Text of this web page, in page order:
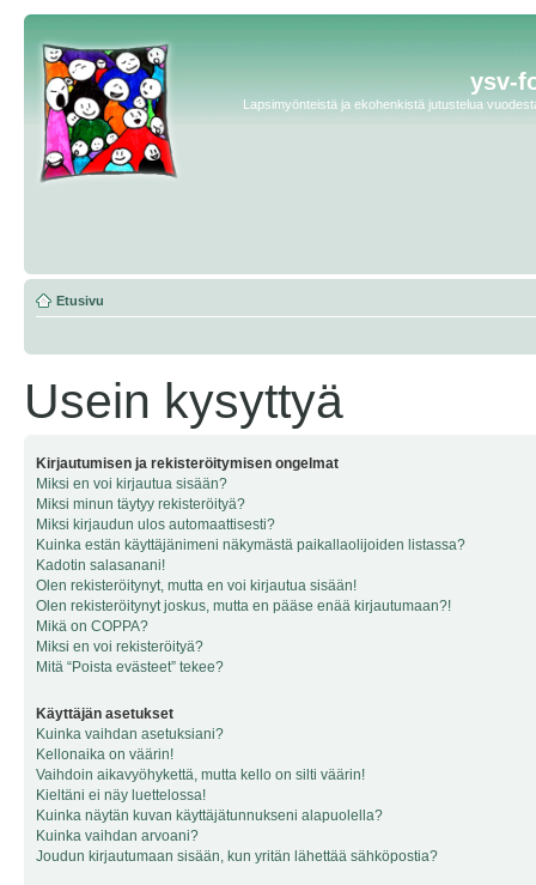
ysv-
Lapsimyönteistä ja ekohenkistä jutustelua
Etusivu
Usein kysyttyä
Kirjautumisen ja rekisteröitymisen ongelmat
Miksi en voi kirjautua sisään?
Miksi minun täytyy rekisteröityä?
Miksi kirjaudun ulos automaattisesti?
Kuinka estän käyttäjänimeni näkymästä paikallaolijoiden listassa?
Kadotin salasanani!
Olen rekisteröitynyt, mutta en voi kirjautua sisään!
Olen rekisteröitynyt joskus, mutta en pääse enää kirjautumaan?!
Mikä on COPPA?
Miksi en voi rekisteröityä?
Mitä “Poista evästeet” tekee?
Käyttäjän asetukset
Kuinka vaihdan asetuksiani?
Kellonaika on väärin!
Vaihdoin aikavyöhykettä, mutta kello on silti väärin!
Kieltäni ei näy luettelossa!
Kuinka näytän kuvan käyttäjätunnukseni alapuolella?
Kuinka vaihdan arvoani?
Joudun kirjautumaan sisään, kun yritän lähettää sähköpostia?